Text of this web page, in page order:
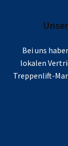
Bei uns
lokalen
Treppenlift-